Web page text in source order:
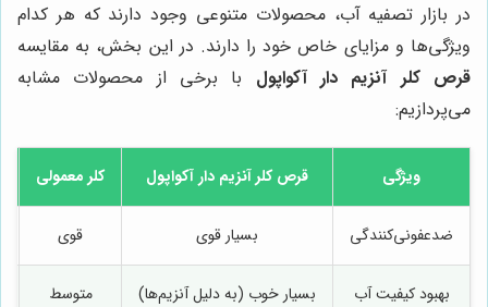
در بازار تصفیه آب، محصولات متنوعی وجود دارند که هر کدام
ویژگی‌ها و مزایای خاص خود را دارند. در این بخش، به مقایسه
قرص کلر آنزیم دار آکواپول با برخی از محصولات مشابه
می‌پردازیم:
ویژگی قرص کلر آنزیم دار آکواپول کلر معمولی
ضدعفونی‌کنندگی بسیار قوی قوی
بهبود کیفیت آب بسیار خوب (به دلیل آنزیم‌ها) متوسط